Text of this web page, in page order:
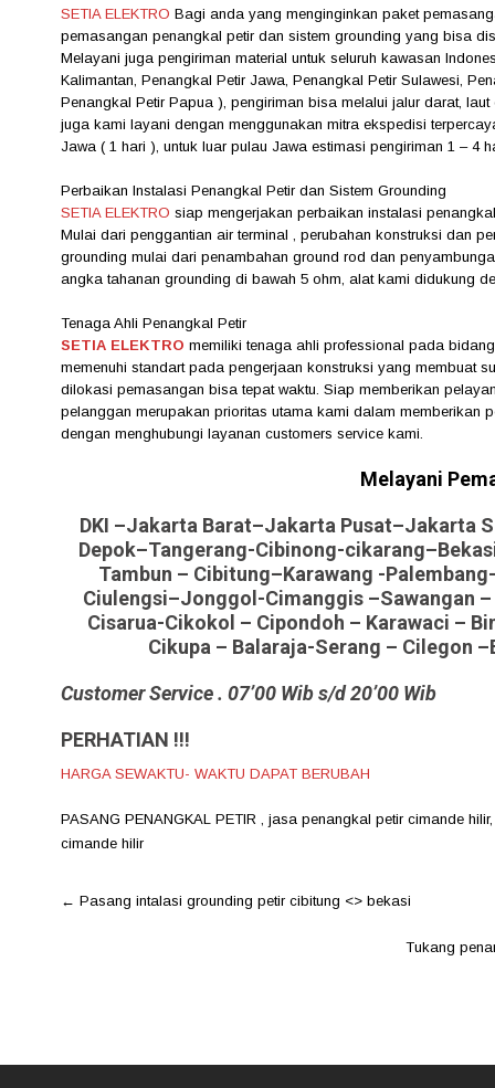
SETIA ELEKTRO Bagi anda yang menginginkan paket
pemasangan penangkal petir dan sistem grounding yang bisa
Melayani juga pengiriman material untuk seluruh kawasan
Kalimantan, Penangkal Petir Jawa, Penangkal Petir Sulawesi,
Penangkal Petir Papua ), pengiriman bisa melalui jalur darat,
juga kami layani dengan menggunakan mitra ekspedisi
Jawa ( 1 hari ), untuk luar pulau Jawa estimasi pengiriman 1 – 4
Perbaikan Instalasi Penangkal Petir dan Sistem Grounding
SETIA ELEKTRO siap mengerjakan perbaikan instalasi
Mulai dari penggantian air terminal , perubahan konstruksi dan
grounding mulai dari penambahan ground rod dan
angka tahanan grounding di bawah 5 ohm, alat kami didukung
Tenaga Ahli Penangkal Petir
SETIA ELEKTRO memiliki tenaga ahli professional pada
memenuhi standart pada pengerjaan konstruksi yang membuat
dilokasi pemasangan bisa tepat waktu. Siap memberikan
pelanggan merupakan prioritas utama kami dalam memberikan
dengan menghubungi layanan customers service kami.
Melayani
DKI –Jakarta Barat–Jakarta Pusat–Jakarta
Depok–Tangerang-Cibinong-
Tambun – Cibitung–Karawang -
Ciulengsi–Jonggol-Cimanggis –Sawangan
Cisarua-Cikokol – Cipondoh – Karawaci –
Cikupa – Balaraja-Serang – Cilegon
Customer Service . 07’00 Wib s/d 20’00 Wib
PERHATIAN !!!
HARGA SEWAKTU- WAKTU DAPAT BERUBAH
PASANG PENANGKAL PETIR , jasa penangkal petir cimande hilir
cimande hilir
Post
← Pasang intalasi grounding petir cibitung <> bekasi
Tukang